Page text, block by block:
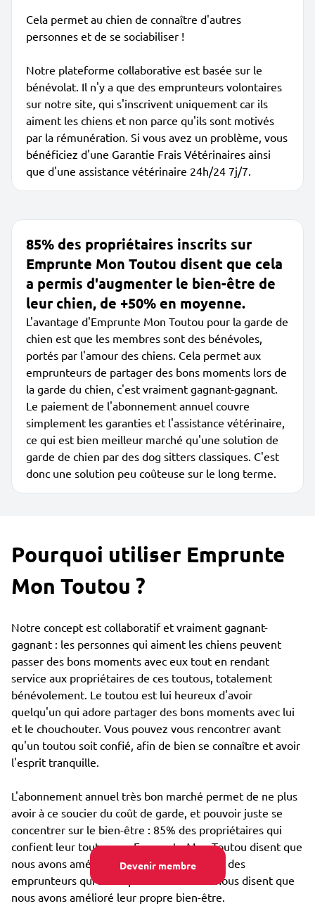
Devenir membre
Cela permet au chien de connaître d'autres
personnes et de se sociabiliser !
Notre plateforme collaborative est basée sur le
bénévolat. Il n'y a que des emprunteurs volontaires
sur notre site, qui s'inscrivent uniquement car ils
aiment les chiens et non parce qu'ils sont motivés
par la rémunération. Si vous avez un problème, vous
bénéficiez d'une Garantie Frais Vétérinaires ainsi
que d'une assistance vétérinaire 24h/24 7j/7.
85% des propriétaires inscrits sur
Emprunte Mon Toutou disent que cela
a permis d'augmenter le bien-être de
leur chien, de +50% en moyenne.
L'avantage d'Emprunte Mon Toutou pour la garde de
chien est que les membres sont des bénévoles,
portés par l'amour des chiens. Cela permet aux
emprunteurs de partager des bons moments lors de
la garde du chien, c'est vraiment gagnant-gagnant.
Le paiement de l'abonnement annuel couvre
simplement les garanties et l'assistance vétérinaire,
ce qui est bien meilleur marché qu'une solution de
garde de chien par des dog sitters classiques. C'est
donc une solution peu coûteuse sur le long terme.
Pourquoi utiliser Emprunte
Mon Toutou ?
Notre concept est collaboratif et vraiment gagnant-
gagnant : les personnes qui aiment les chiens peuvent
passer des bons moments avec eux tout en rendant
service aux propriétaires de ces toutous, totalement
bénévolement. Le toutou est lui heureux d'avoir
quelqu'un qui adore partager des bons moments avec lui
et le chouchouter. Vous pouvez vous rencontrer avant
qu'un toutou soit confié, afin de bien se connaître et avoir
l'esprit tranquille.
L'abonnement annuel très bon marché permet de ne plus
avoir à ce soucier du coût de garde, et pouvoir juste se
concentrer sur le bien-être : 85% des propriétaires qui
confient leur toutou par Emprunte Mon Toutou disent que
nous avons amélioré son bien-être, et 98% des
emprunteurs qui s'occupent d'un toutou nous disent que
nous avons amélioré leur propre bien-être.